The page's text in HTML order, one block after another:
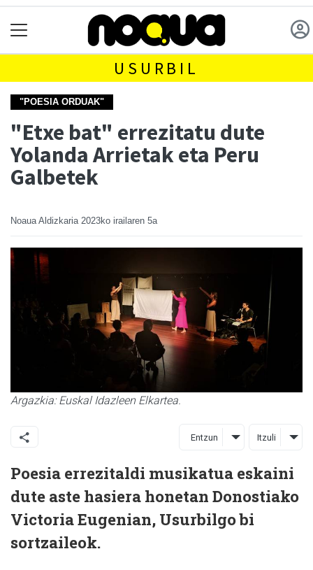
USURBIL
"POESIA ORDUAK"
"Etxe bat" errezitatu dute
Yolanda Arrietak eta Peru
Galbetek
Noaua Aldizkaria 2023ko irailaren 5a
Argazkia: Euskal Idazleen Elkartea.
Entzun Itzuli
Poesia errezitaldi musikatua eskaini
dute aste hasiera honetan Donostiako
Victoria Eugenian, Usurbilgo bi
sortzaileok.